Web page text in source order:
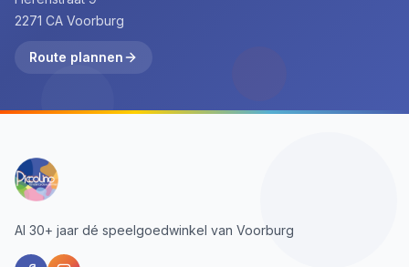
2271 CA Voorburg
Route plannen
Al 30+ jaar dé speelgoedwinkel van Voorburg